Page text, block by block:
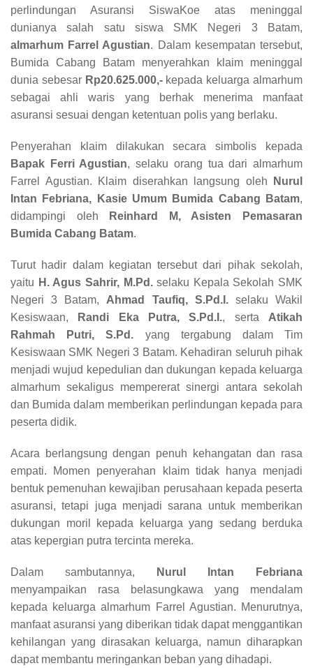
perlindungan Asuransi SiswaKoe atas meninggal
dunianya salah satu siswa SMK Negeri 3 Batam,
almarhum Farrel Agustian. Dalam kesempatan tersebut,
Bumida Cabang Batam menyerahkan klaim meninggal
dunia sebesar Rp20.625.000,-kepada keluarga almarhum
sebagai ahli waris yang berhak menerima manfaat
asuransi sesuai dengan ketentuan polis yang berlaku.
Penyerahan klaim dilakukan secara simbolis kepada
Bapak Ferri Agustian, selaku orang tua dari almarhum
Farrel Agustian. Klaim diserahkan langsung oleh
Nurul
Intan Febriana, Kasie Umum Bumida Cabang Batam,
didampingi oleh
Reinhard M, Asisten Pemasaran
Bumida Cabang Batam.
Turut hadir dalam kegiatan tersebut dari pihak sekolah,
yaitu H. Agus Sahrir, M.Pd.selaku Kepala Sekolah SMK
Negeri 3 Batam, Ahmad Taufiq, S.Pd.I.selaku Wakil
Kesiswaan,
Randi Eka Putra, S.Pd.I., serta Atikah
Rahmah Putri, S.Pd. yang tergabung dalam Tim
Kesiswaan SMK Negeri 3 Batam. Kehadiran seluruh pihak
menjadi wujud kepedulian dan dukungan kepada keluarga
almarhum sekaligus mempererat sinergi antara sekolah
dan Bumida dalam memberikan perlindungan kepada para
peserta didik.
Acara berlangsung dengan penuh kehangatan dan rasa
empati. Momen penyerahan klaim tidak hanya menjadi
bentuk pemenuhan kewajiban perusahaan kepada peserta
asuransi, tetapi juga menjadi sarana untuk memberikan
dukungan moril kepada keluarga yang sedang berduka
atas kepergian putra tercinta mereka.
Dalam sambutannya,
Nurul Intan Febriana
menyampaikan rasa belasungkawa yang mendalam
kepada keluarga almarhum Farrel Agustian. Menurutnya,
manfaat asuransi yang diberikan tidak dapat menggantikan
kehilangan yang dirasakan keluarga, namun diharapkan
dapat membantu meringankan beban yang dihadapi.